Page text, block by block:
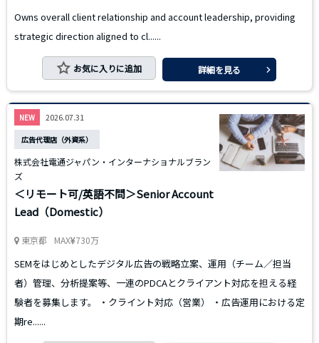
Owns overall client relationship and account leadership, providing
strategic direction aligned to cl......
お気に入りに追加 詳細を見る
NEW 2026.07.31
広告代理店（外資系）
株式会社電通ジャパン・インターナショナルブラン
ズ
＜リモート可/英語不問＞Senior Account
Lead（Domestic）
東京都 MAX 730万
SEMをはじめとしたデジタル広告の戦略立案、運用（チーム／担当
者）管理、分析提案等、一連のPDCAとクライアント対応を担える経
験者を募集します。 ・クライント対応（営業） ・広告運用における定
期re......